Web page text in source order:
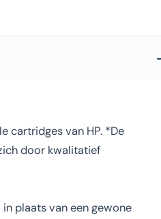
cartridges van HP. *De
door kwalitatief
plaats van een gewone